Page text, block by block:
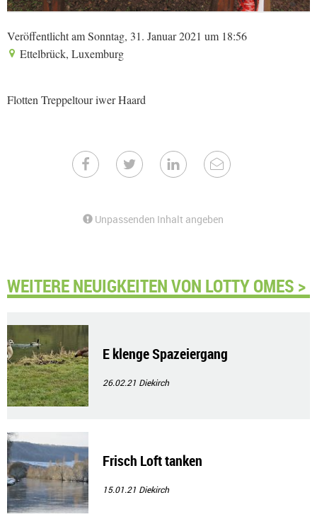
Veröffentlicht am Sonntag, 31. Januar 2021 um 18:56
Ettelbrück, Luxemburg
Flotten Treppeltour iwer Haard
Unpassenden Inhalt angeben
WEITERE NEUIGKEITEN VON LOTTY OMES >
E klenge Spazeiergang
26.02.21 Diekirch
Frisch Loft tanken
15.01.21 Diekirch